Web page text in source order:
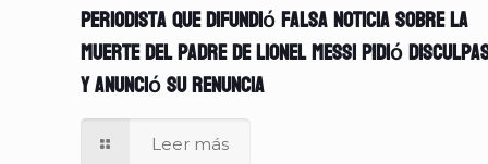
Periodista que difundió falsa noticia sobre la
muerte del padre de Lionel Messi pidió
y anunció su renuncia
Leer más